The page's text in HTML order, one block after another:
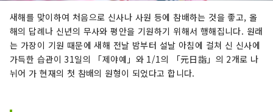
새해를 맞이하여 처음으로 신사나 사원 등에 참배하는 것을 좋고, 올
해의 답례나 신년의 무사와 평안을 기원하기 위해서 행해집니다. 원래
는 가장이 기원 때문에 새해 전날 밤부터 설날 아침에 걸쳐 신 신사에
가득한 습관이 31일의 「제야예」와 1/1의 「元日詣」의 2개로 나
뉘어 가 현재의 첫 참배의 원형이 되었다고 합니다.